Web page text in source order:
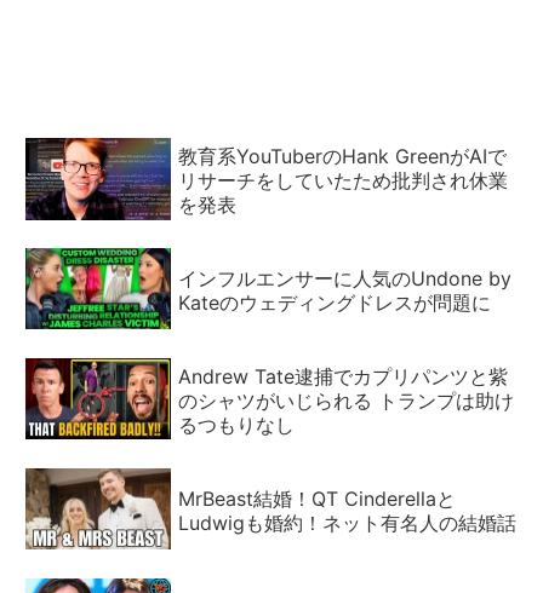
教育系YouTuberのHank GreenがAIで
リサーチをしていたため批判され休業
を発表
インフルエンサーに人気のUndone by
Kateのウェディングドレスが問題に
Andrew Tate逮捕でカプリパンツと紫
のシャツがいじられる トランプは助け
るつもりなし
MrBeast結婚！QT Cinderellaと
Ludwigも婚約！ネット有名人の結婚話